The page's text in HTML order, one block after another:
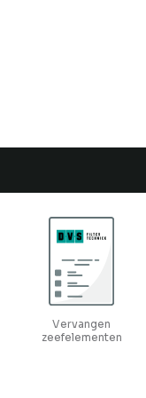
Vervangen
zeefelementen